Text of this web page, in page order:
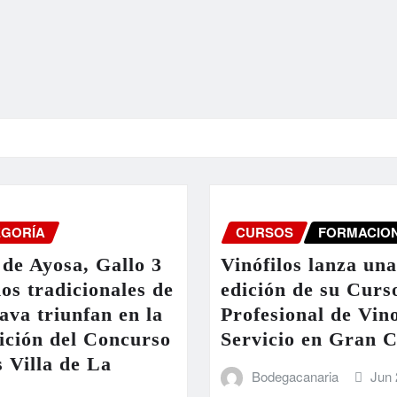
Ayosa, Gallo 3
tradicionales de
triunfan en la
del Concurso
Villa de La
CURSOS
Vinófilos lanza
edición de su
Profesional de
Servicio en Gran
Bodegacanaria Jun